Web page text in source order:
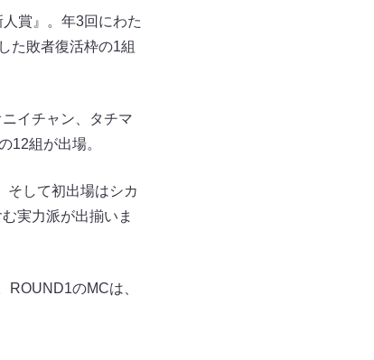
賞』。年3回にわた
た敗者復活枠の1組
イチャン、タチマ
12組が出場。
そして初出場はシカ
実力派が出揃いま
のMCは、